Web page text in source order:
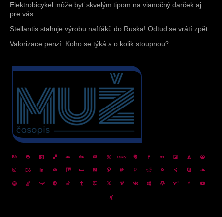
Elektrobicykel môže byť skvelým tipom na vianočný darček aj
pre vás
Stellantis stahuje výrobu nafťáků do Ruska! Odtud se vrátí zpět
Valorizace penzí: Koho se týká a o kolik stoupnou?